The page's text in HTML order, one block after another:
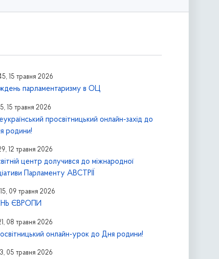
15 травня 2026
парламентаризму в ОЦ
15 травня 2026
просвітницький онлайн-захід до
родини!
12 травня 2026
центр долучився до міжнародної
Парламенту АВСТРІЇ
09 травня 2026
ЄВРОПИ
08 травня 2026
онлайн-урок до Дня родини!
05 травня 2026